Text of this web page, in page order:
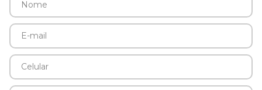
Nome
mail
Celular